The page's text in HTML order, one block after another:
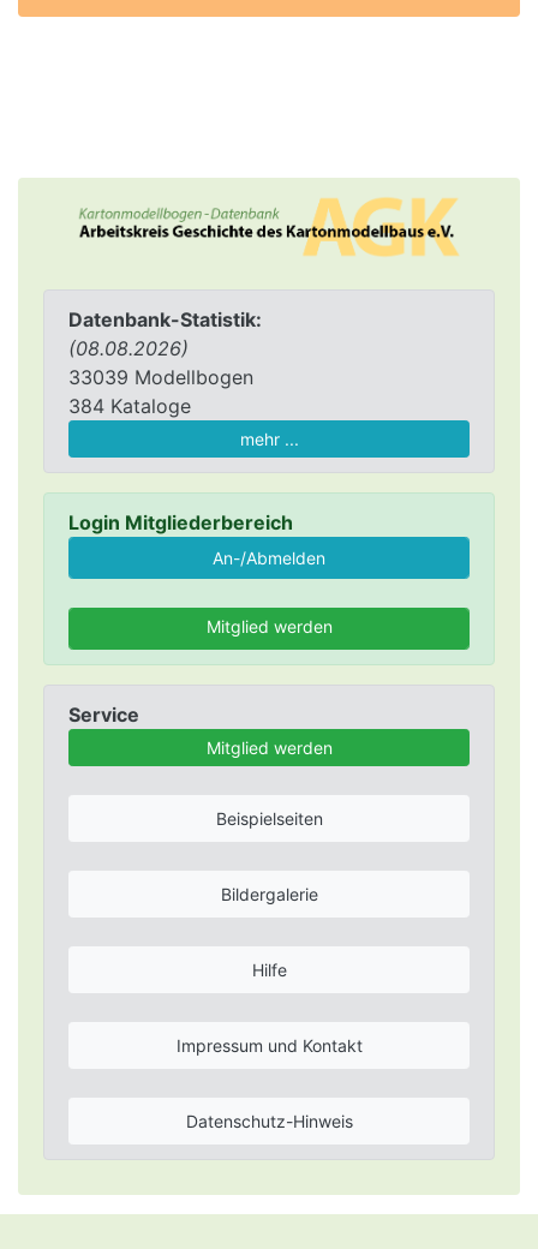
Datenbank-Statistik:
(08.08.2026)
33039 Modellbogen
384 Kataloge
mehr ...
Login Mitgliederbereich
Mitglied werden
Service
Mitglied werden
Beispielseiten
Bildergalerie
Hilfe
Impressum und Kontakt
Datenschutz-Hinweis